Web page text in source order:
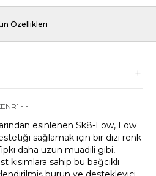
Özellikleri
--
esinlenen Sk8-Low, Low
sağlamak için bir dizi renk
daha uzun muadili gibi,
sahip bu bağcıklı